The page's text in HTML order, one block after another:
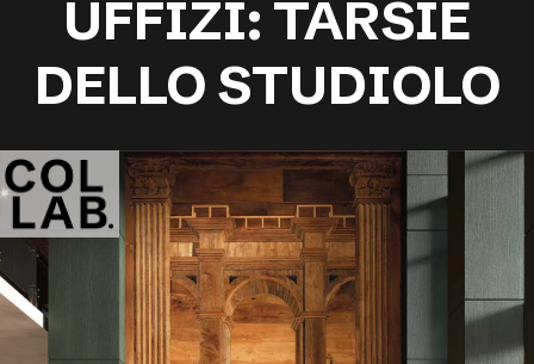
UFFIZI: TARSIE
DELLO STUDIOLO